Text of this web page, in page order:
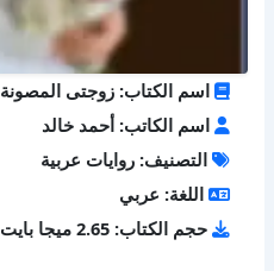
اسم الكتاب: زوجتى المصونة
اسم الكاتب: أحمد خالد
التصنيف: روايات عربية
اللغة: عربي
حجم الكتاب: 2.65 ميجا بايت